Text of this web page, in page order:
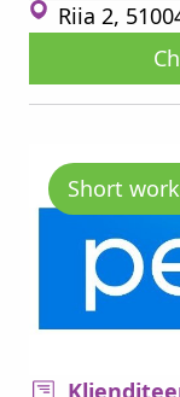
Riia 2,
Short